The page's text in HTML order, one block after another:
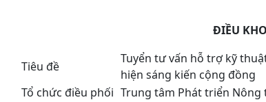
ĐIỀU
Tiêu đề
Tuyển tư vấn hỗ trợ kỹ
hiện sáng kiến cộng đồng
Tổ chức điều phối Trung tâm Phát triển Nông